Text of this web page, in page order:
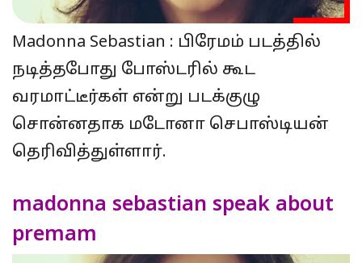
Madonna Sebastian : பிரேமம் படத்தில்
நடித்தபோது போஸ்டரில் கூட
வரமாட்டீர்கள் என்று படக்குழு
சொன்னதாக மடோனா செபாஸ்டியன்
தெரிவித்துள்ளார்.
madonna sebastian speak about
premam